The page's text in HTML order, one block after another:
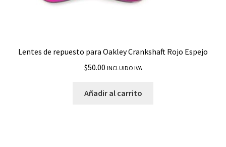
Lentes de repuesto para Oakley Crankshaft Rojo Espejo
$50.00 INCLUIDO IVA
Añadir al carrito